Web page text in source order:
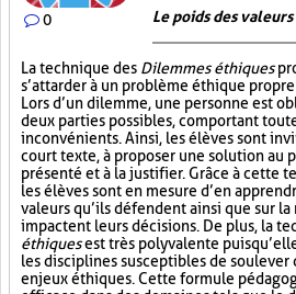
0 Le poids des valeurs
La technique des Dilemmes éthiques
s’attarder à un problème éthique
Lors d’un dilemme, une personne est
deux parties possibles, comportant
inconvénients. Ainsi, les élèves sont
court texte, à proposer une solution au
présenté et à la justifier. Grâce à cette
les élèves sont en mesure d’en
valeurs qu’ils défendent ainsi que sur
impactent leurs décisions. De plus, la
éthiquesest très polyvalente
les disciplines susceptibles de soulever
enjeux éthiques. Cette formule